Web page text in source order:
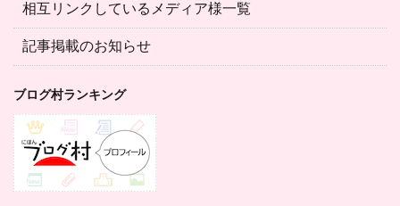
相互リンクしているメディア様一覧
記事掲載のお知らせ
ブログ村ランキング